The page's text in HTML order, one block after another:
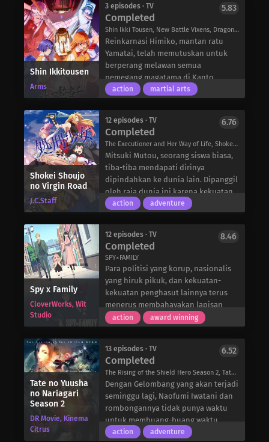
kuat yang menguasai berbagai
macam kartu…
sesamanya, yang membuatnya
menginginkan persahabatan sejati-
seseorang yang setara yang dapat dia
sebut sebagai teman.
Berharap nasibnya akan berubah di
kehidupan berikutnya, Varvatos
memutuskan untuk memulai dari
awal dan bereinkarnasi tiga ribu
putra dari pasangan yang tampaknya
biasa-biasa saja di sebuah kota
pedesaan. Sayangnya, dia menyadari
bahwa bahkan setelah melemahkan
dirinya sendiri, kekuatannya masih
membayangi semua orang di era ini.
Selain itu, kurangnya keterampilan
sosial menghalanginya untuk
dari semuanya, dampak dari
meninggalkan posisinya yang lama
secara tiba-tiba mulai menggigitnya
kembali dengan cara yang tak
terbayangkan.
Shin Ikkitousen
Arms
3 episodes · TV
Completed
Shin Ikki Tousen, New Battle Vixens, Dragon Girls, Ikki Tousen, 真・一騎当千
5.83
Reinkarnasi Himiko, mantan ratu
Yamatai, telah memutuskan untuk
berperang melawan semua
pemegang magatama di Kanto.
Untuk memulihkan kerajaannya yang
sebenarnya.
Ketika sekutu Himiko, Asaemon
Yamada, dengan kejam menyerang
Akademi Nanyou-yang memiliki
pedang suci yang diincar Himiko-
Chuubou Sonken, saudara
perempuan Hakufu Sonsaku yang
baru saja ditemukan,
kehilangan kesadaran. Bertekad
untuk menyelamatkan adiknya,
Hakufu harus memulihkan
magatama-nya di Kuil Jofuku-tempat
legendaris di mana dia akan
menerima pelatihan yang mungkin
akan mengorbankan nyawanya.
Ketika batas antara yang hidup dan
bersatu untuk menggagalkan
rencana misterius Himiko.
action martial arts
Shokei Shoujo
no Virgin Road
J.C.Staff
12 episodes · TV
Completed
The Executioner and Her Way of Life, Shokei Shoujo no Ikiru Michi, 処刑少女の生きる道〈バージンロード〉
6.76
Mitsuki Mutou, seorang siswa biasa,
tiba-tiba mendapati dirinya
dipindahkan ke dunia lain. Dipanggil
oleh raja dunia ini karena kekuatan
luar biasa yang seharusnya
Khusus. Dalam keadaan murung, dia
bertemu dengan seorang pendeta
wanita bernama Menou yang
menjelaskan bahwa orang Jepang
seperti dia dikenal sebagai Orang
Tersesat, dan orang-orang seperti itu
tidak pernah gagal untuk memiliki
Konsep Khusus.
adalah bagian dari sebuah gereja
yang membantu orang-orang
tersesat untuk berintegrasi ke dalam
masyarakat. Dia mengundangnya
untuk bermalam di gerejanya, di
mana mereka berdua dapat
menyelidiki sifat kemampuannya.
Akhirnya, mereka menemukan bahwa
action adventure
Spy x Family
CloverWorks, Wit
Studio
12 episodes · TV
Completed
SPY×FAMILY
8.46
Para politisi yang korup, nasionalis
yang hiruk pikuk, dan kekuatan-
kekuatan penghasut lainnya terus
menerus membahayakan lapisan
tipis perdamaian antara negara
tetangga Ostania dan Westalis.
mata terkenal dan ahli penyamaran
“Twilight” menjalankan misi
berbahaya satu demi satu dengan
harapan tidak ada anak yang harus
mengalami kengerian perang.
Di kota Berlint, Oman, yang ramai,
Twilight menyamar sebagai “Pemalsu
Loid”, seorang psikiater ternama.
action award winning
Tate no Yuusha
no Nariagari
Season 2
DR Movie, Kinema
Citrus
13 episodes · TV
Completed
The Rising of the Shield Hero Season 2, Tate no Yuusha no Nariagari 2nd Season, 盾の勇者の成り上がり Season2
6.52
Dengan Gelombang yang akan terjadi
seminggu lagi, Naofumi Iwatani dan
rombongannya tidak punya waktu
untuk membuang-buang waktu.
Namun, ketika kelelawar yang akrab
action adventure